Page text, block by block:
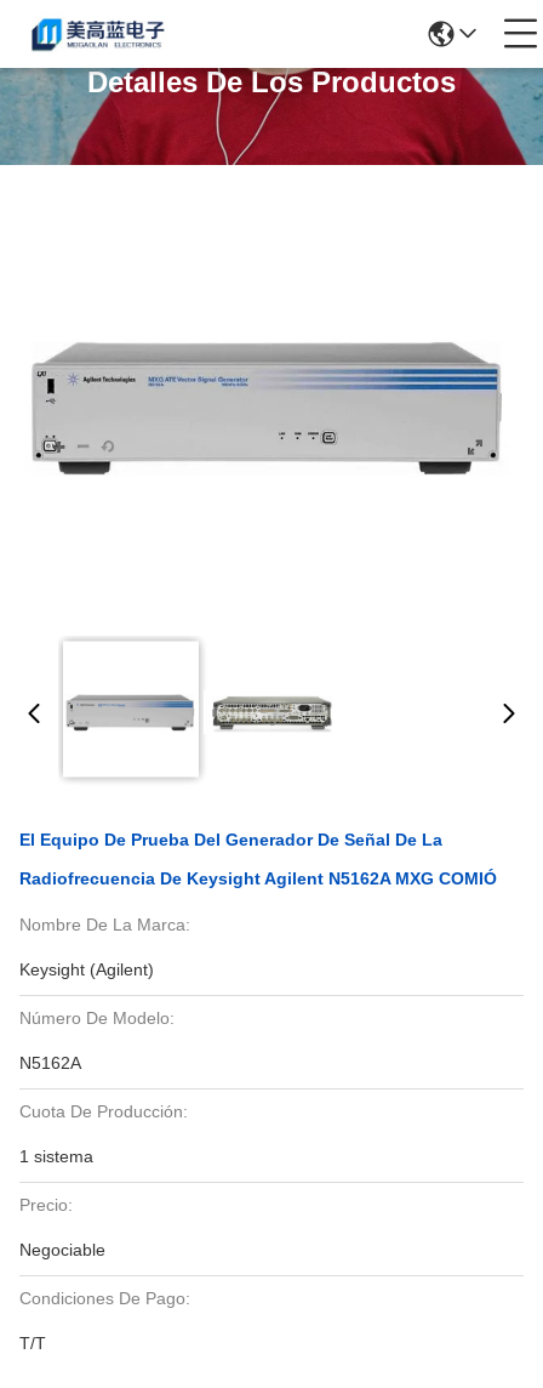
Detalles De Los Productos
El Equipo De Prueba Del Generador De Señal De La
Radiofrecuencia De Keysight Agilent N5162A MXG COMIÓ
Nombre De La Marca:
Keysight (Agilent)
Número De Modelo:
N5162A
Cuota De Producción:
1 sistema
Precio:
Negociable
Condiciones De Pago:
T/T